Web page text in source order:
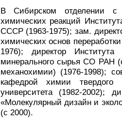
В Сибирском отделении с
химических реакций
СССР (1963-1975); зам.
химических основ
1976); директор
минерального сырья СО РАН
механохимии) (1976-1998);
кафедрой химии твердого
университета (1982-2002);
«Молекулярный дизайн и
(с 2000).